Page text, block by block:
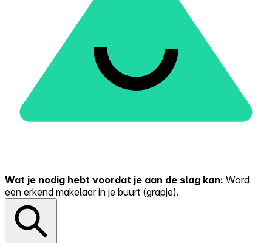
Wat je nodig hebt voordat je aan de slag kan: Word
een erkend makelaar in je buurt (grapje).